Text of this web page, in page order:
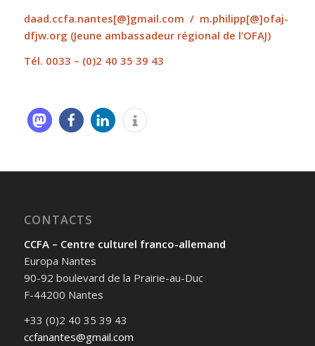
daad.ccfa.nantes[@]gmail.com / m.philipp[@]ofaj-
dfjw.org (Jeune ambassadeur régional de l’OFAJ)
Tél. 0033 – (0)2 40 35 39 43
CONTACTS
CCFA – Centre culturel franco-allemand
Europa Nantes
90-92 boulevard de la Prairie-au-Duc
F-44200 Nantes
+33 (0)2 40 35 39 43
ccfanantes@gmail.com